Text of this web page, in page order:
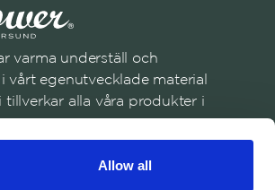
Allow all
varma underställ och
egenutvecklade material
alla våra produkter i
Registrera dig